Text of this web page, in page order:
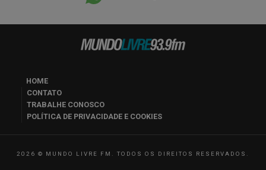
HOME
CONTATO
TRABALHE CONOSCO
POLÍTICA DE PRIVACIDADE E COOKIES
2026 © MUNDO LIVRE FM. TODOS OS DIREITOS RESERVADOS.